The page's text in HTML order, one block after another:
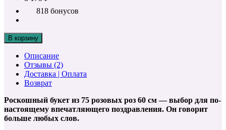
818 бонусов
В корзину
Описание
Отзывы (2)
Доставка | Оплата
Возврат
Роскошный букет из 75 розовых роз 60 см — выбор для по-
настоящему впечатляющего поздравления. Он говорит
больше любых слов.